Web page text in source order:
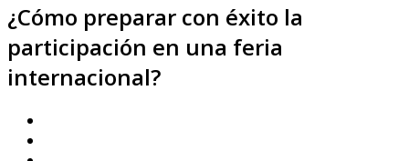
¿Cómo preparar con éxito la
participación en una feria
internacional?